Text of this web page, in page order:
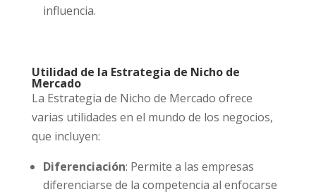
influencia.
Utilidad de la Estrategia de Nicho de
Mercado
La Estrategia de Nicho de Mercado ofrece
varias utilidades en el mundo de los negocios,
que incluyen:
Diferenciación: Permite a las empresas
diferenciarse de la competencia al enfocarse